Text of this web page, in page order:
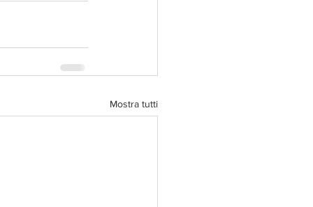
Mostra tutti